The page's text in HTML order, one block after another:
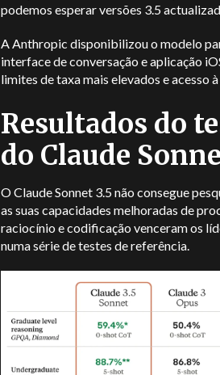
podemos esperar versões 3.5
A Anthropic disponibilizou o modelo
interface de conversação e aplicação
limites de taxa mais elevados e acesso
Resultados do
do Claude
O Claude Sonnet 3.5 não consegue
as suas capacidades melhoradas de
raciocínio e codificação venceram os
numa série de testes de referência.